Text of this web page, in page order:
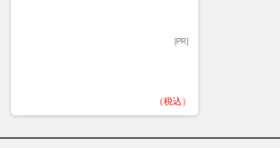
[PR]
（税込）